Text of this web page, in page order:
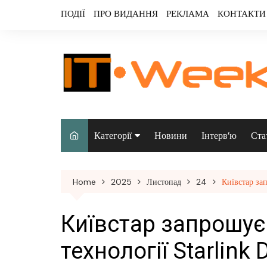
ПОДІЇ ПРО ВИДАННЯ РЕКЛАМА КОНТАКТИ
Категорії
Аудіо & відео
Інфраструктура/
датацентри
Новини Інтерв’ю
Home 2025 Листопад 24 Київстар
Київстар
технології